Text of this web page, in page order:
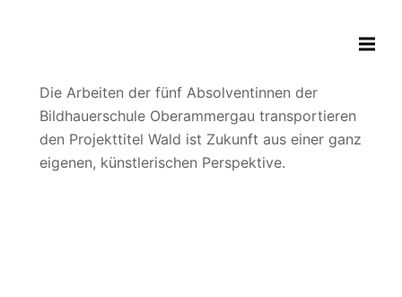
Die Arbeiten der fünf Absolventinnen der
Bildhauerschule Oberammergau transportieren
den Projekttitel Wald ist Zukunft aus einer ganz
eigenen, künstlerischen Perspektive.